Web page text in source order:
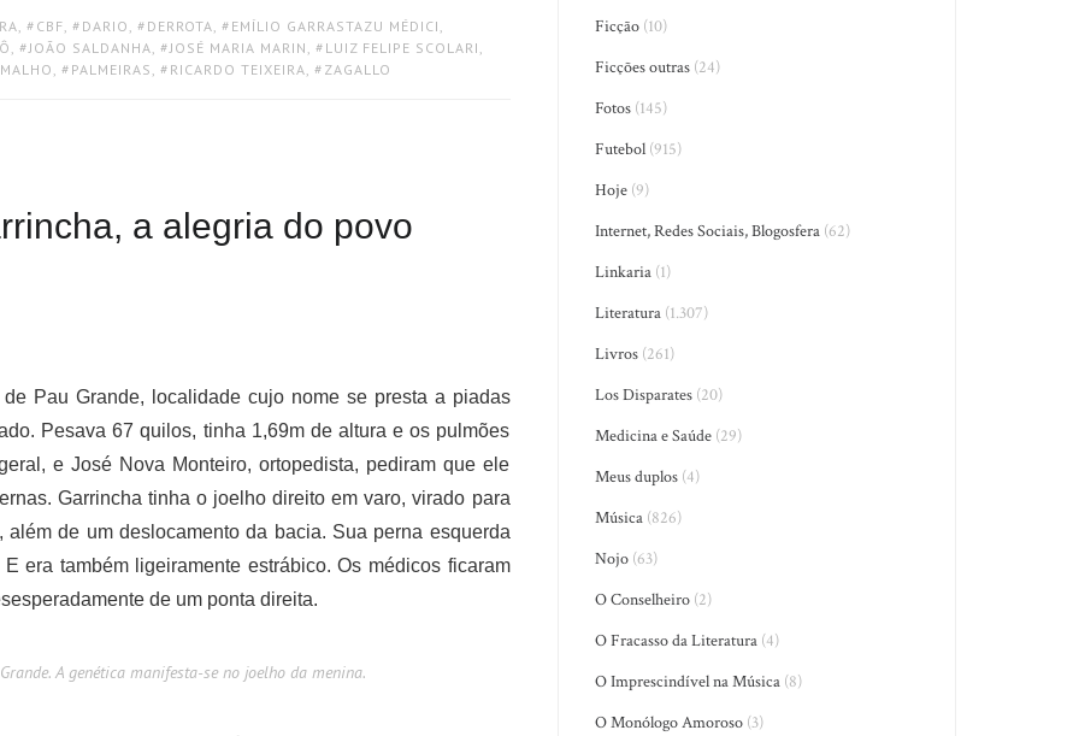
CBF DARIO DERROTA EMÍLIO GARRASTAZU MÉDICI
JOÃO SALDANHA JOSÉ MARIA MARIN LUIZ FELIPE SCOLARI
PALMEIRAS RICARDO TEIXEIRA ZAGALLO
a alegria do povo
Pau Grande, localidade cujo nome se presta a piadas
Pesava 67 quilos, tinha 1,69m de altura e os pulmões
e José Nova Monteiro, ortopedista, pediram que ele
Garrincha tinha o joelho direito em varo, virado para
de um deslocamento da bacia. Sua perna esquerda
era também ligeiramente estrábico. Os médicos ficaram
de um ponta direita.
A genética manifesta-se no joelho da menina.
Ficção (10)
Ficções outras (24)
Fotos (145)
Futebol (915)
Hoje (9)
Internet, Redes Sociais, Blogosfera (62)
Linkaria (1)
Literatura (1.307)
Livros (261)
Los Disparates (20)
Medicina e Saúde (29)
Meus duplos (4)
Música (826)
Nojo (63)
O Conselheiro (2)
O Fracasso da Literatura (4)
O Imprescindível na Música (8)
O Monólogo Amoroso (3)